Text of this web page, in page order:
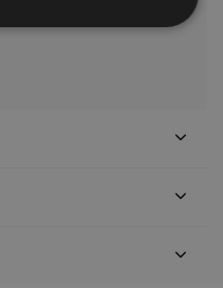
de
zonder de